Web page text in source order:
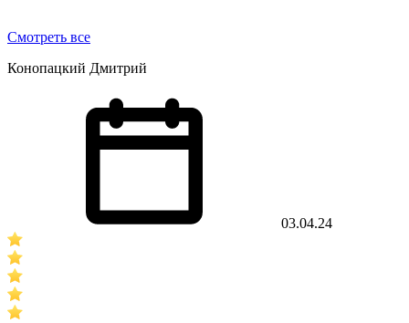
Смотреть все
Конопацкий Дмитрий
03.04.24